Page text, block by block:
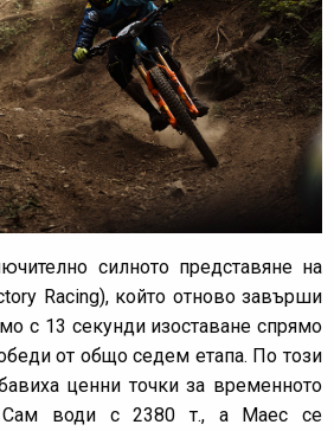
силното представяне на
Racing), който отново завърши
с 13 секунди изоставане спрямо
от общо седем етапа. По този
ценни точки за временното
Сам води с 2380 т., а Маес се